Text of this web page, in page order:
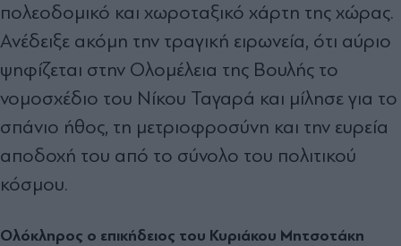
πολεοδομικό και χωροταξικό χάρτη της χώρας.
Ανέδειξε ακόμη την τραγική ειρωνεία, ότι αύριο
ψηφίζεται στην Ολομέλεια της Βουλής το
νομοσχέδιο του Νίκου Ταγαρά και μίλησε για το
σπάνιο ήθος, τη μετριοφροσύνη και την ευρεία
αποδοχή του από το σύνολο του πολιτικού
κόσμου.
Ολόκληρος ο επικήδειος του Κυριάκου Μητσοτάκη